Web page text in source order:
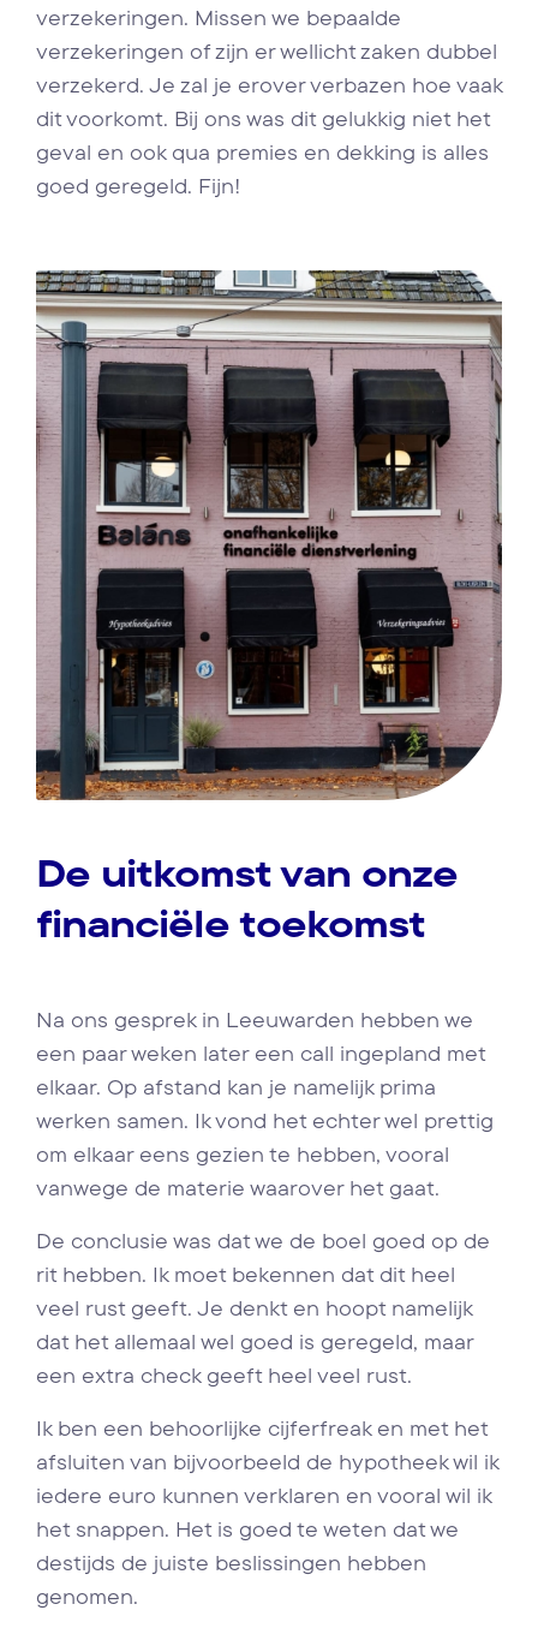
verzekeringen. Missen we bepaalde
verzekeringen of zijn er wellicht zaken dubbel
verzekerd. Je zal je erover verbazen hoe vaak
dit voorkomt. Bij ons was dit gelukkig niet het
geval en ook qua premies en dekking is alles
goed geregeld. Fijn!
De uitkomst van onze
financiële toekomst
Na ons gesprek in Leeuwarden hebben we
een paar weken later een call ingepland met
elkaar. Op afstand kan je namelijk prima
werken samen. Ik vond het echter wel prettig
om elkaar eens gezien te hebben, vooral
vanwege de materie waarover het gaat.
De conclusie was dat we de boel goed op de
rit hebben. Ik moet bekennen dat dit heel
veel rust geeft. Je denkt en hoopt namelijk
dat het allemaal wel goed is geregeld, maar
een extra check geeft heel veel rust.
Ik ben een behoorlijke cijferfreak en met het
afsluiten van bijvoorbeeld de hypotheek wil ik
iedere euro kunnen verklaren en vooral wil ik
het snappen. Het is goed te weten dat we
destijds de juiste beslissingen hebben
genomen.